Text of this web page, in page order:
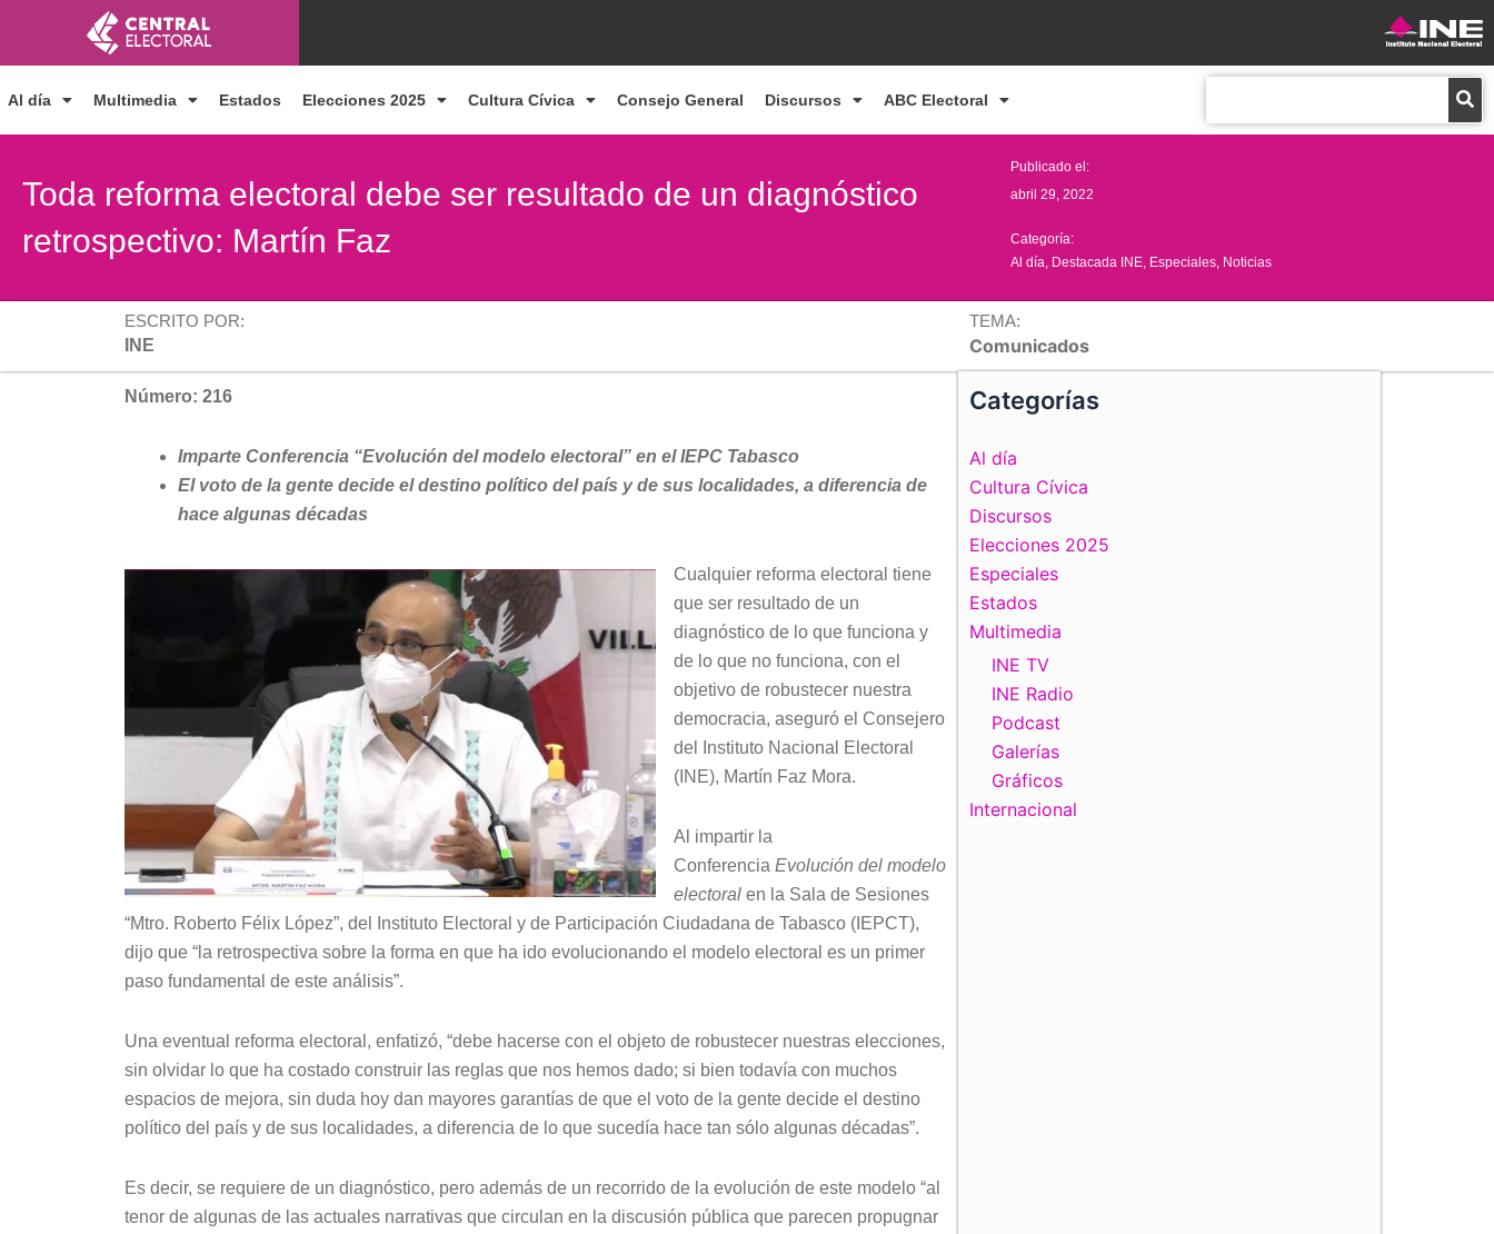
contenido
Al día Multimedia Estados Elecciones 2025 Cultura Cívica Consejo General Discursos ABC Electoral
Toda reforma electoral debe ser resultado de un diagnóstico
retrospectivo: Martín Faz
Publicado el:
abril 29, 2022
Categoría:
Al día Destacada INE Especiales Noticias
ESCRITO POR:
INE
TEMA:
Comunicados
Número: 216
Imparte Conferencia “Evolución del modelo electoral” en el IEPC Tabasco
El voto de la gente decide el destino político del país y de sus localidades, a diferencia de
hace algunas décadas
Cualquier reforma electoral tiene
que ser resultado de un
diagnóstico de lo que funciona y
de lo que no funciona, con el
objetivo de robustecer nuestra
democracia, aseguró el Consejero
del Instituto Nacional Electoral
(INE), Martín Faz Mora.
Al impartir la
Conferencia Evolución del modelo
electoral en la Sala de Sesiones
“Mtro. Roberto Félix López”, del Instituto Electoral y de Participación Ciudadana de Tabasco (IEPCT),
dijo que “la retrospectiva sobre la forma en que ha ido evolucionando el modelo electoral es un primer
paso fundamental de este análisis”.
Una eventual reforma electoral, enfatizó, “debe hacerse con el objeto de robustecer nuestras elecciones,
sin olvidar lo que ha costado construir las reglas que nos hemos dado; si bien todavía con muchos
espacios de mejora, sin duda hoy dan mayores garantías de que el voto de la gente decide el destino
político del país y de sus localidades, a diferencia de lo que sucedía hace tan sólo algunas décadas”.
Es decir, se requiere de un diagnóstico, pero además de un recorrido de la evolución de este modelo “al
tenor de algunas de las actuales narrativas que circulan en la discusión pública que parecen propugnar
Categorías
Al día
Cultura Cívica
Discursos
Elecciones 2025
Especiales
Estados
Multimedia
INE TV
INE Radio
Podcast
Galerías
Gráficos
Internacional